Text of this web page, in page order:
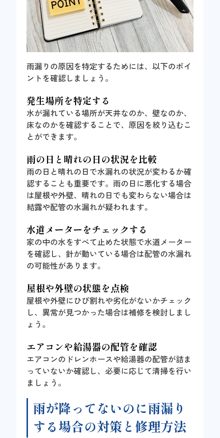
雨漏りの原因を特定するためには、以下のポイ
ントを確認しましょう。
発生場所を特定する
水が漏れている場所が天井なのか、壁なのか、
床なのかを確認することで、原因を絞り込むこ
とができます。
雨の日と晴れの日の状況を比較
雨の日と晴れの日で水漏れの状況が変わるか確
認することも重要です。雨の日に悪化する場合
は屋根や外壁、晴れの日でも変わらない場合は
結露や配管の水漏れが疑われます。
水道メーターをチェックする
家の中の水をすべて止めた状態で水道メーター
を確認し、針が動いている場合は配管の水漏れ
の可能性があります。
屋根や外壁の状態を点検
屋根や外壁にひび割れや劣化がないかチェック
し、異常が見つかった場合は補修を検討しまし
ょう。
エアコンや給湯器の配管を確認
エアコンのドレンホースや給湯器の配管が詰ま
っていないか確認し、必要に応じて清掃を行い
ましょう。
雨が降ってないのに雨漏り
する場合の対策と修理方法